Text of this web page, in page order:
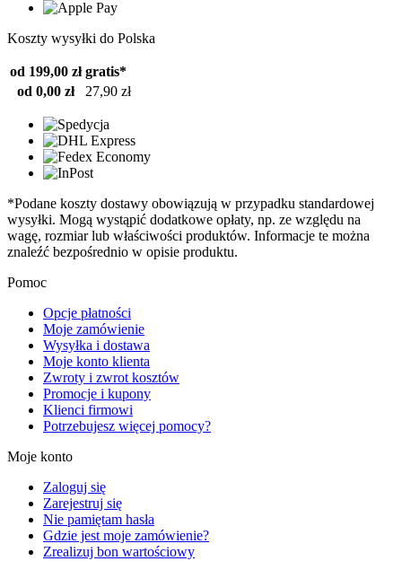
Koszty wysyłki do Polska
od 199,00 zł gratis*
od 0,00 zł
27,90 zł
*Podane koszty dostawy obowiązują w przypadku standardowej
wysyłki. Mogą wystąpić dodatkowe opłaty, np. ze względu na
wagę, rozmiar lub właściwości produktów. Informacje te można
znaleźć bezpośrednio w opisie produktu.
Pomoc
Opcje płatności
Moje zamówienie
Wysyłka i dostawa
Moje konto klienta
Zwroty i zwrot kosztów
Promocje i kupony
Klienci firmowi
Potrzebujesz więcej pomocy?
Moje konto
Zaloguj się
Zarejestruj się
Nie pamiętam hasła
Gdzie jest moje zamówienie?
Zrealizuj bon wartościowy